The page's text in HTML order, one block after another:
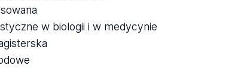
w biologii i w medycynie